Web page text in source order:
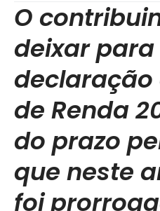
O
deixar
de Renda
do prazo
que neste
foi